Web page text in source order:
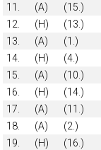
11.
(A) (15.)
12.
(H) (13.)
13.
(A) (1.)
14.
(H) (4.)
15.
(A) (10.)
16.
(H) (14.)
17.
(A) (11.)
18.
(A) (2.)
19.
(H) (16.)